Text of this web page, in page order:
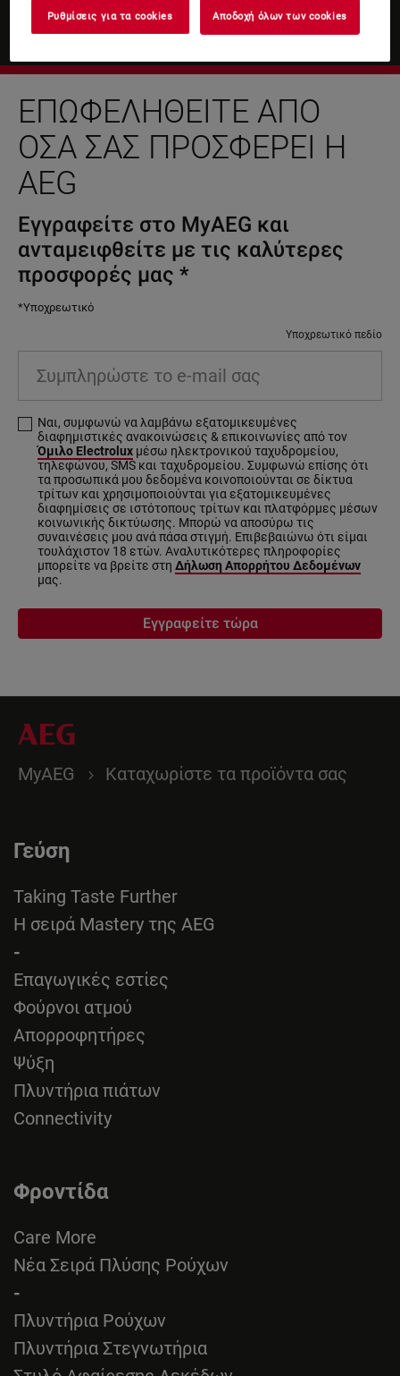
ΕΠΩΦΕΛΗΘΕΊΤΕ ΑΠΌ
ΌΣΑ ΣΑΣ ΠΡΟΣΦΈΡΕΙ Η
AEG
Εγγραφείτε στο MyAEG και
ανταμειφθείτε με τις καλύτερες
προσφορές μας *
*Υποχρεωτικό
Υποχρεωτικό πεδίο
Ναι, συμφωνώ να λαμβάνω εξατομικευμένες
διαφημιστικές ανακοινώσεις & επικοινωνίες από τον
Όμιλο Electrolux μέσω ηλεκτρονικού ταχυδρομείου,
τηλεφώνου, SMS και ταχυδρομείου. Συμφωνώ επίσης ότι
τα προσωπικά μου δεδομένα κοινοποιούνται σε δίκτυα
τρίτων και χρησιμοποιούνται για εξατομικευμένες
διαφημίσεις σε ιστότοπους τρίτων και πλατφόρμες μέσων
κοινωνικής δικτύωσης. Μπορώ να αποσύρω τις
συναινέσεις μου ανά πάσα στιγμή. Επιβεβαιώνω ότι είμαι
τουλάχιστον 18 ετών. Αναλυτικότερες πληροφορίες
μπορείτε να βρείτε στη Δήλωση Απορρήτου Δεδομένων
μας.
Εγγραφείτε τώρα
MyAEG Καταχωρίστε τα προϊόντα σας
Γεύση
Taking Taste Further
Η σειρά Mastery της AEG
-
Επαγωγικές εστίες
Φούρνοι ατμού
Απορροφητήρες
Ψύξη
Πλυντήρια πιάτων
Connectivity
Φροντίδα
Care More
Νέα Σειρά Πλύσης Ρούχων
-
Πλυντήρια Ρούχων
Πλυντήρια Στεγνωτήρια
Ρυθμίσεις για τα cookies Αποδοχή όλων των cookies